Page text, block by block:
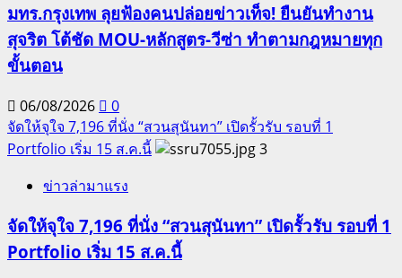
มทร.กรุงเทพ ลุยฟ้องคนปล่อยข่าวเท็จ! ยืนยันทำงาน
สุจริต โต้ชัด MOU-หลักสูตร-วีซ่า ทำตามกฎหมายทุก
ขั้นตอน
06/08/2026
0
จัดให้จุใจ 7,196 ที่นั่ง “สวนสุนันทา” เปิดรั้วรับ รอบที่ 1
Portfolio เริ่ม 15 ส.ค.นี้
3
ข่าวล่ามาแรง
จัดให้จุใจ 7,196 ที่นั่ง “สวนสุนันทา” เปิดรั้วรับ รอบที่ 1
Portfolio เริ่ม 15 ส.ค.นี้